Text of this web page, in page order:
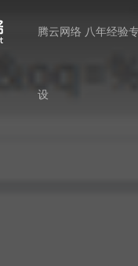
腾云网络 八年经验
设